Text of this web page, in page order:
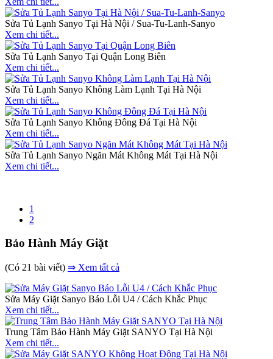
Sửa Tủ Lạnh Sanyo Tại Hà Nội / Sua-Tu-Lanh-Sanyo
Xem chi tiết...
Sửa Tủ Lạnh Sanyo Tại Quận Long Biên
Xem chi tiết...
Sửa Tủ Lạnh Sanyo Không Làm Lạnh Tại Hà Nội
Xem chi tiết...
Sửa Tủ Lạnh Sanyo Không Đông Đá Tại Hà Nội
Xem chi tiết...
Sửa Tủ Lạnh Sanyo Ngăn Mát Không Mát Tại Hà Nội
Xem chi tiết...
1
2
Bảo Hành Máy Giặt
(Có 21 bài viết) ⇒ Xem tất cả
Sửa Máy Giặt Sanyo Báo Lỗi U4 / Cách Khắc Phục
Xem chi tiết...
Trung Tâm Bảo Hành Máy Giặt SANYO Tại Hà Nội
Xem chi tiết...